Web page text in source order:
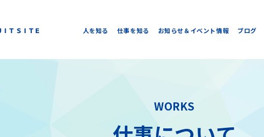
人を知る 仕事を知る お知らせ＆イベント情報 ブログ
WORKS